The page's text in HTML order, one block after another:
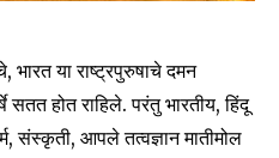
या राष्ट्रपुरुषाचे दमन
होत राहिले. परंतु भारतीय, हिंदू
संस्कृती, आपले तत्वज्ञान मातीमोल